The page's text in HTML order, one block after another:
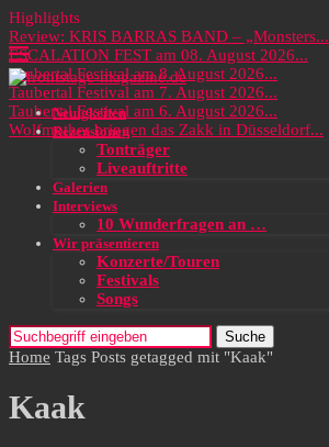
Highlights
Review: KRIS BARRAS BAND – „Monsters...
ESCALATION FEST am 08. August 2026...
Taubertal Festival am 8. August 2026...
Taubertal Festival am 7. August 2026...
Taubertal Festival am 6. August 2026...
Wolfmother bringen das Zakk in Düsseldorf...
Neuigkeiten
Rezensionen
Tonträger
Liveauftritte
Galerien
Interviews
10 Wunderfragen an …
Wir präsentieren
Konzerte/Touren
Festivals
Songs
Suche
Home Tags Posts getagged mit "Kaak"
Kaak